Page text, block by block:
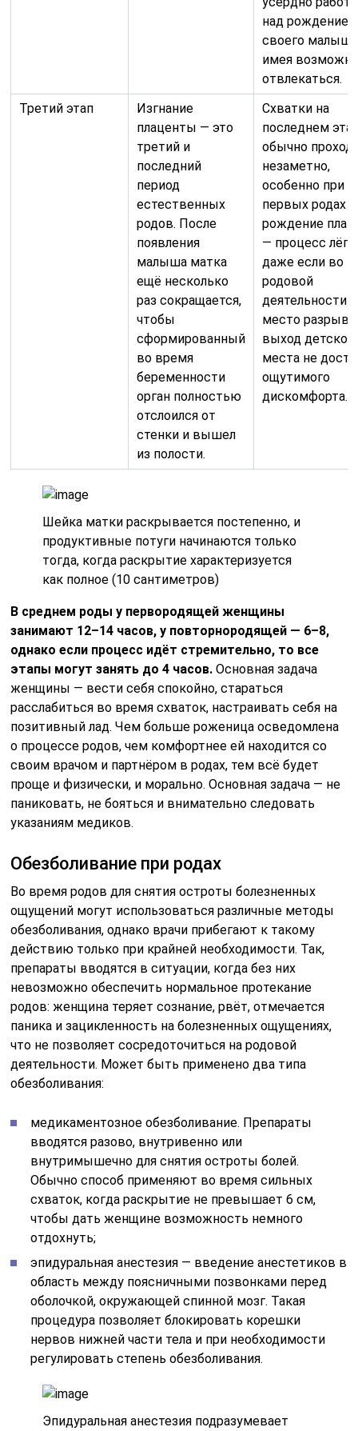
над рождением
своего
имея
отвлекаться.
Третий этап
Изгнание
плаценты — это
третий и
последний
период
естественных
родов. После
появления
малыша матка
ещё несколько
раз сокращается,
чтобы
сформированный
во время
беременности
орган полностью
отслоился от
стенки и вышел
из полости.
Схватки на
последнем
обычно
незаметно,
особенно при
первых родах
рождение
— процесс
даже если во
родовой
деятельности
место
выход
места не
ощутимого
дискомфорта.
Шейка матки раскрывается постепенно, и
продуктивные потуги начинаются только
тогда, когда раскрытие характеризуется
как полное (10 сантиметров)
В среднем роды у первородящей женщины
занимают 12–14 часов, у повторнородящей — 6–8,
однако если процесс идёт стремительно, то все
этапы могут занять до 4 часов. Основная задача
женщины — вести себя спокойно, стараться
расслабиться во время схваток, настраивать себя на
позитивный лад. Чем больше роженица осведомлена
о процессе родов, чем комфортнее ей находится со
своим врачом и партнёром в родах, тем всё будет
проще и физически, и морально. Основная задача — не
паниковать, не бояться и внимательно следовать
указаниям медиков.
Обезболивание при родах
Во время родов для снятия остроты болезненных
ощущений могут использоваться различные методы
обезболивания, однако врачи прибегают к такому
действию только при крайней необходимости. Так,
препараты вводятся в ситуации, когда без них
невозможно обеспечить нормальное протекание
родов: женщина теряет сознание, рвёт, отмечается
паника и зацикленность на болезненных ощущениях,
что не позволяет сосредоточиться на родовой
деятельности. Может быть применено два типа
обезболивания:
медикаментозное обезболивание. Препараты
вводятся разово, внутривенно или
внутримышечно для снятия остроты болей.
Обычно способ применяют во время сильных
схваток, когда раскрытие не превышает 6 см,
чтобы дать женщине возможность немного
отдохнуть;
эпидуральная анестезия — введение анестетиков в
область между поясничными позвонками перед
оболочкой, окружающей спинной мозг. Такая
процедура позволяет блокировать корешки
нервов нижней части тела и при необходимости
регулировать степень обезболивания.
Эпидуральная анестезия подразумевает